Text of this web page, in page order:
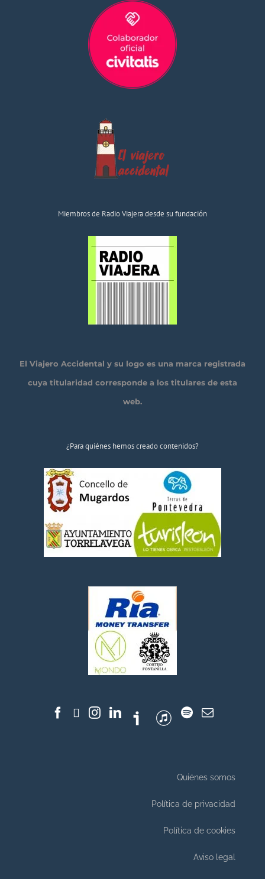
Miembros de Radio Viajera desde su fundación
El Viajero Accidental y su logo es una marca registrada
cuya titularidad corresponde a los titulares de esta
web.
¿Para quiénes hemos creado contenidos?
Quiénes somos
Política de privacidad
Política de cookies
Aviso legal